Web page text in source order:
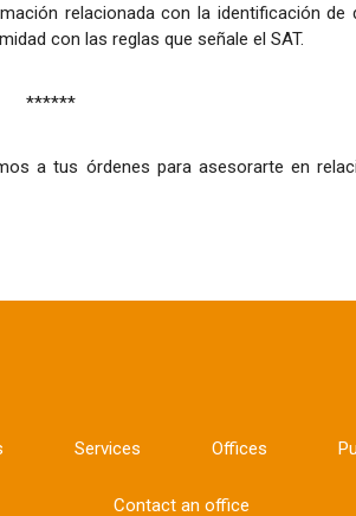
relacionada con la identificación de
con las reglas que señale el SAT.
******
a tus órdenes para asesorarte en
Services Offices
Contact an office